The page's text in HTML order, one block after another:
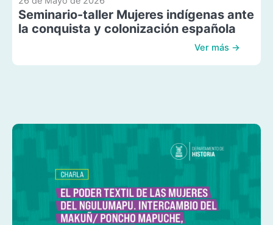
Seminario-taller Mujeres indígenas ante
la conquista y colonización española
Ver más →